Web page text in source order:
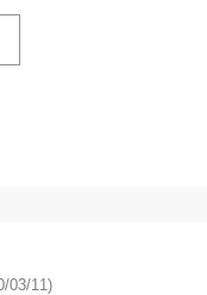
03/11)